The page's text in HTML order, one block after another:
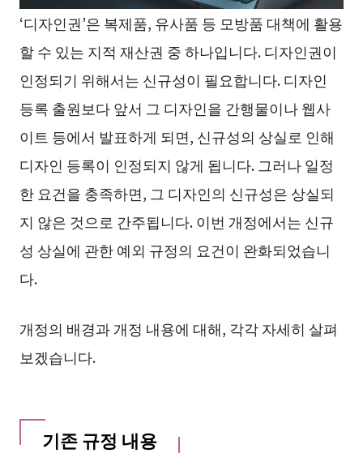
‘디자인권’은 복제품, 유사품 등 모방품 대책에 활용
할 수 있는 지적 재산권 중 하나입니다. 디자인권이
인정되기 위해서는 신규성이 필요합니다. 디자인
등록 출원보다 앞서 그 디자인을 간행물이나 웹사
이트 등에서 발표하게 되면, 신규성의 상실로 인해
디자인 등록이 인정되지 않게 됩니다. 그러나 일정
한 요건을 충족하면, 그 디자인의 신규성은 상실되
지 않은 것으로 간주됩니다. 이번 개정에서는 신규
성 상실에 관한 예외 규정의 요건이 완화되었습니
다.
개정의 배경과 개정 내용에 대해, 각각 자세히 살펴
보겠습니다.
기존 규정 내용